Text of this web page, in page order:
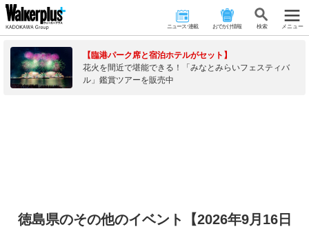
ニュース･連載 おでかけ情報 検 索 メニュー
【臨港パーク席と宿泊ホテルがセット】
花火を間近で堪能できる！「みなとみらいフェスティバ
ル」鑑賞ツアーを販売中
徳島県のその他のイベント【2026年9月16日